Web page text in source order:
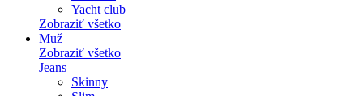
Yacht club
Zobraziť všetko
Muž
Zobraziť všetko
Jeans
Skinny